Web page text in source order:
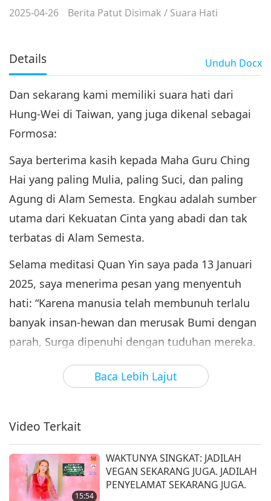
2025-04-26 Berita Patut Disimak / Suara Hati
Details Unduh Docx
Baca Lebih Lajut
Dan sekarang kami memiliki suara hati dari
Hung-Wei di Taiwan, yang juga dikenal sebagai
Formosa:
Saya berterima kasih kepada Maha Guru Ching
Hai yang paling Mulia, paling Suci, dan paling
Agung di Alam Semesta. Engkau adalah sumber
utama dari Kekuatan Cinta yang abadi dan tak
terbatas di Alam Semesta.
Selama meditasi Quan Yin saya pada 13 Januari
2025, saya menerima pesan yang menyentuh
hati: “Karena manusia telah membunuh terlalu
banyak insan-hewan dan merusak Bumi dengan
parah, Surga dipenuhi dengan tuduhan mereka.
Meskipun Maha Guru Ching Hai telah
melindungi Bumi dari kehancuran berkali-kali
tidak dapat menahan tuduhan yang terus-
Meskipun Maha Guru Ching Hai menanggung
penderitaan yang tak terbayangkan dan sangat
Video Terkait
15:54
WAKTUNYA SINGKAT: JADILAH
VEGAN SEKARANG JUGA. JADILAH
PENYELAMAT SEKARANG JUGA.